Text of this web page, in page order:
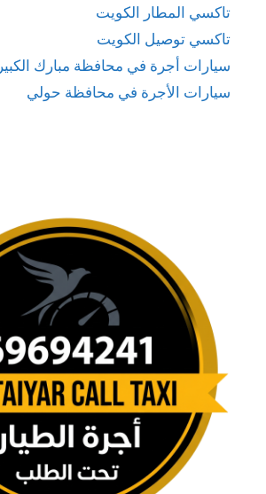
تاكسي المطار الكويت
تاكسي توصيل الكويت
سيارات أجرة في محافظة مبارك الكبير
سيارات الأجرة في محافظة حولي